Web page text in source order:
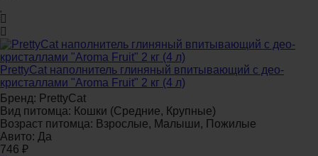
PrettyCat наполнитель глиняный впитывающий с део-
кристаллами "Aroma Fruit" 2 кг (4 л)
Бренд: PrettyCat
Вид питомца: Кошки (Средние, Крупные)
Возраст питомца: Взрослые, Малыши, Пожилые
Авито: Да
746 ₽